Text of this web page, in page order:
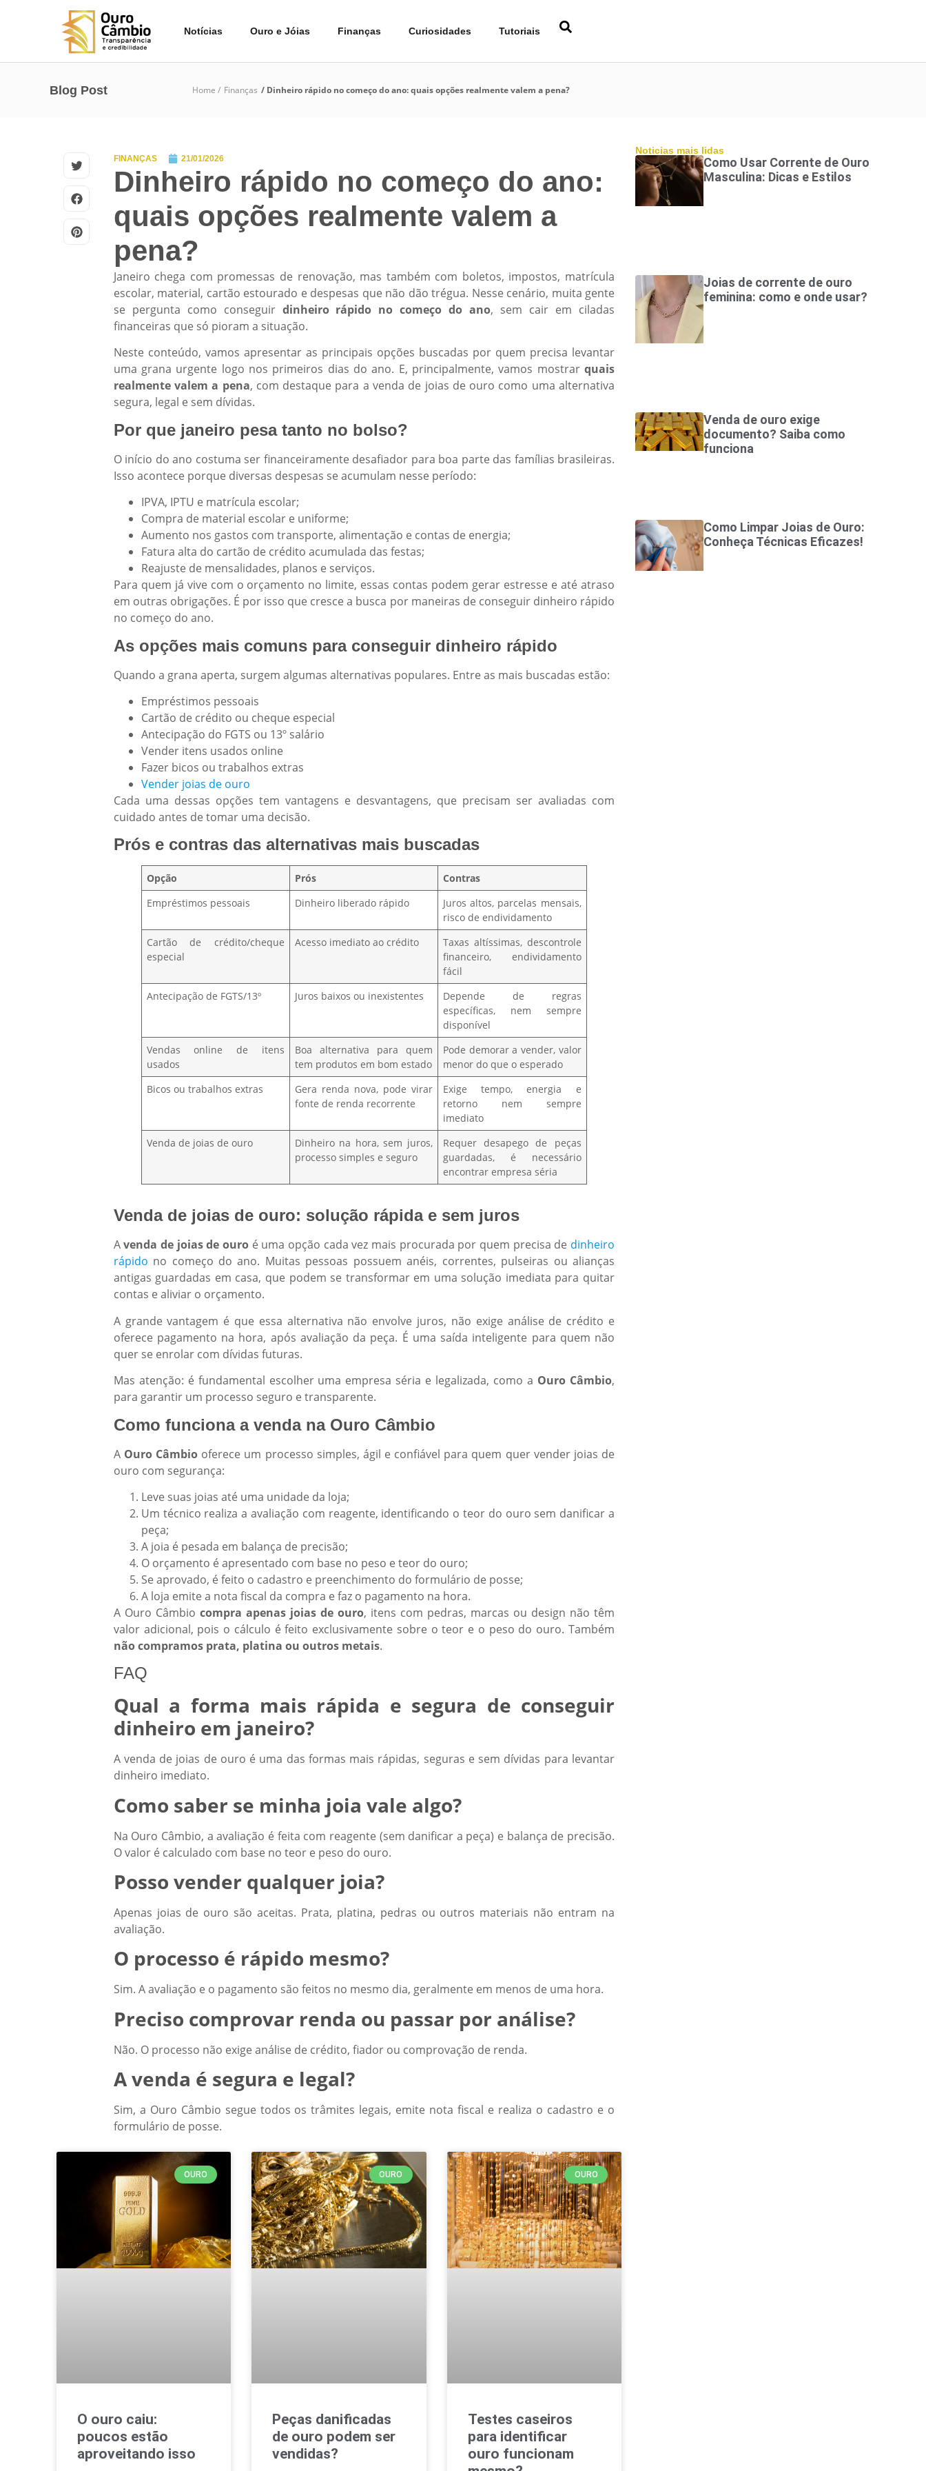
Notícias Ouro e Jóias Finanças Curiosidades Tutoriais
Blog Post Home / Finanças / Dinheiro rápido no começo do ano: quais opções realmente valem a pena?
FINANÇAS 21/01/2026
Dinheiro rápido no começo do ano:
quais opções realmente valem a
pena?
Janeiro chega com promessas de renovação, mas também com boletos, impostos, matrícula
escolar, material, cartão estourado e despesas que não dão trégua. Nesse cenário, muita gente
se pergunta como conseguir dinheiro rápido no começo do ano, sem cair em ciladas
financeiras que só pioram a situação.
Neste conteúdo, vamos apresentar as principais opções buscadas por quem precisa levantar
uma grana urgente logo nos primeiros dias do ano. E, principalmente, vamos mostrar quais
realmente valem a pena, com destaque para a venda de joias de ouro como uma alternativa
segura, legal e sem dívidas.
Por que janeiro pesa tanto no bolso?
O início do ano costuma ser financeiramente desafiador para boa parte das famílias brasileiras.
Isso acontece porque diversas despesas se acumulam nesse período:
IPVA, IPTU e matrícula escolar;
Compra de material escolar e uniforme;
Aumento nos gastos com transporte, alimentação e contas de energia;
Fatura alta do cartão de crédito acumulada das festas;
Reajuste de mensalidades, planos e serviços.
Para quem já vive com o orçamento no limite, essas contas podem gerar estresse e até atraso
em outras obrigações. É por isso que cresce a busca por maneiras de conseguir dinheiro rápido
no começo do ano.
As opções mais comuns para conseguir dinheiro rápido
Quando a grana aperta, surgem algumas alternativas populares. Entre as mais buscadas estão:
Empréstimos pessoais
Cartão de crédito ou cheque especial
Antecipação do FGTS ou 13º salário
Vender itens usados online
Fazer bicos ou trabalhos extras
Vender joias de ouro
Cada uma dessas opções tem vantagens e desvantagens, que precisam ser avaliadas com
cuidado antes de tomar uma decisão.
Prós e contras das alternativas mais buscadas
Opção Prós
Contras
Empréstimos pessoais
Dinheiro liberado rápido
Juros altos, parcelas mensais,
risco de endividamento
Cartão de crédito/cheque
especial
Acesso imediato ao crédito
Taxas altíssimas, descontrole
financeiro, endividamento
fácil
Antecipação de FGTS/13º
Juros baixos ou inexistentes
Depende de regras
específicas, nem sempre
disponível
Vendas online de itens
usados
Boa alternativa para quem
tem produtos em bom estado
Pode demorar a vender, valor
menor do que o esperado
Bicos ou trabalhos extras
Gera renda nova, pode virar
fonte de renda recorrente
Exige tempo, energia e
retorno nem sempre
imediato
Venda de joias de ouro
Dinheiro na hora, sem juros,
processo simples e seguro
Requer desapego de peças
guardadas, é necessário
encontrar empresa séria
Venda de joias de ouro: solução rápida e sem juros
Avenda de joias de ouro é uma opção cada vez mais procurada por quem precisa de dinheiro
rápido no começo do ano. Muitas pessoas possuem anéis, correntes, pulseiras ou alianças
antigas guardadas em casa, que podem se transformar em uma solução imediata para quitar
contas e aliviar o orçamento.
A grande vantagem é que essa alternativa não envolve juros, não exige análise de crédito e
oferece pagamento na hora, após avaliação da peça. É uma saída inteligente para quem não
quer se enrolar com dívidas futuras.
Mas atenção: é fundamental escolher uma empresa séria e legalizada, como a Ouro Câmbio,
para garantir um processo seguro e transparente.
Como funciona a venda na Ouro Câmbio
A Ouro Câmbio oferece um processo simples, ágil e confiável para quem quer vender joias de
ouro com segurança:
Leve suas joias até uma unidade da loja;
Um técnico realiza a avaliação com reagente, identificando o teor do ouro sem danificar a
peça;
A joia é pesada em balança de precisão;
O orçamento é apresentado com base no peso e teor do ouro;
Se aprovado, é feito o cadastro e preenchimento do formulário de posse;
A loja emite a nota fiscal da compra e faz o pagamento na hora.
A Ouro Câmbio compra apenas joias de ouro, itens com pedras, marcas ou design não têm
valor adicional, pois o cálculo é feito exclusivamente sobre o teor e o peso do ouro. Também
não compramos prata, platina ou outros metais.
FAQ
Qual a forma mais rápida e segura de conseguir
dinheiro em janeiro?
A venda de joias de ouro é uma das formas mais rápidas, seguras e sem dívidas para levantar
dinheiro imediato.
Como saber se minha joia vale algo?
Na Ouro Câmbio, a avaliação é feita com reagente (sem danificar a peça) e balança de precisão.
O valor é calculado com base no teor e peso do ouro.
Posso vender qualquer joia?
Apenas joias de ouro são aceitas. Prata, platina, pedras ou outros materiais não entram na
avaliação.
O processo é rápido mesmo?
Sim. A avaliação e o pagamento são feitos no mesmo dia, geralmente em menos de uma hora.
Preciso comprovar renda ou passar por análise?
Não. O processo não exige análise de crédito, fiador ou comprovação de renda.
A venda é segura e legal?
Sim, a Ouro Câmbio segue todos os trâmites legais, emite nota fiscal e realiza o cadastro e o
formulário de posse.
OURO
O ouro caiu:
poucos estão
aproveitando isso
OURO
Peças danificadas
de ouro podem ser
vendidas?
OURO
Testes caseiros
para identificar
ouro funcionam
Noticias mais lidas
Como Usar Corrente de Ouro
Masculina: Dicas e Estilos
Joias de corrente de ouro
feminina: como e onde usar?
Venda de ouro exige
documento? Saiba como
funciona
Como Limpar Joias de Ouro:
Conheça Técnicas Eficazes!